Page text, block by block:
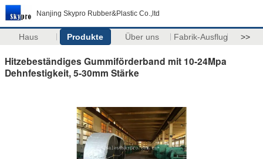
Nanjing Skypro Rubber&Plastic Co.,ltd
Haus Produkte Über uns Fabrik-Ausflug >>
Hitzebeständiges Gummiförderband mit 10-24Mpa
Dehnfestigkeit, 5-30mm Stärke